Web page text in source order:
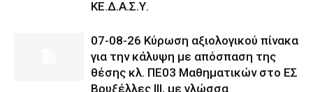
ΚΕ.Δ.Α.Σ.Υ.
07-08-26 Κύρωση αξιολογικού πίνακα
για την κάλυψη με απόσπαση της
θέσης κλ. ΠΕ03 Μαθηματικών στο ΕΣ
Βρυξέλλες ΙΙΙ, με γλώσσα